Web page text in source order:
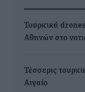
Τουρκικά
Αθηνών στο
Τέσσερις
Αιγαίο